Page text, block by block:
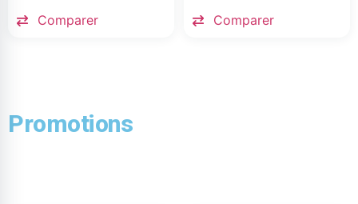
Comparer Comparer
Promotions